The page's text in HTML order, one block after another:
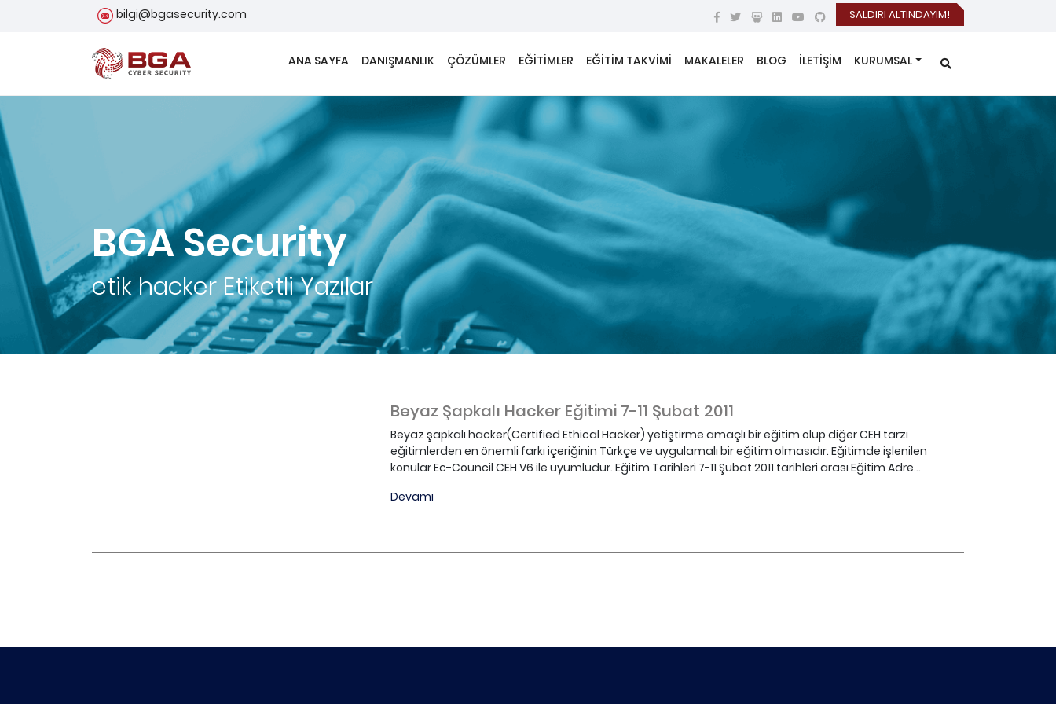
bilgi@bgasecurity.com SALDIRI ALTINDAYIM!
ANA SAYFA DANIŞMANLIK ÇÖZÜMLER EĞİTİMLER EĞİTİM TAKVİMİ MAKALELER BLOG İLETİŞİM KURUMSAL
BGA Security
etik hackerEtiketli Yazılar
Beyaz Şapkalı Hacker Eğitimi 7-11 Şubat 2011
Beyaz şapkalı hacker(Certified Ethical Hacker) yetiştirme amaçlı bir eğitim olup diğer CEH tarzı
eğitimlerden en önemli farkı içeriğinin Türkçe ve uygulamalı bir eğitim olmasıdır. Eğitimde işlenilen
konular Ec-Council CEH V6 ile uyumludur. Eğitim Tarihleri 7-11 Şubat 2011 tarihleri arası Eğitim Adre...
Devamı